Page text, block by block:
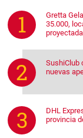
Gretta
35.000,
SushiClub
nuevas
DHL
provincia